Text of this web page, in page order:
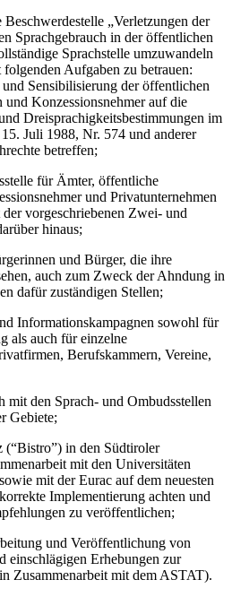
Beschwerdestelle „Verletzungen der
Sprachgebrauch in der öffentlichen
Sprachstelle umzuwandeln
Aufgaben zu betrauen:
Sensibilisierung der öffentlichen
und Konzessionsnehmer auf die
Dreisprachigkeitsbestimmungen im
Juli 1988, Nr. 574 und anderer
betreffen;
für Ämter, öffentliche
und Privatunternehmen
vorgeschriebenen Zwei- und
hinaus;
und Bürger, die ihre
auch zum Zweck der Ahndung in
dafür zuständigen Stellen;
Informationskampagnen sowohl für
als auch für einzelne
Berufskammern, Vereine,
mit den Sprach- und Ombudsstellen
Gebiete;
(“Bistro”) in den Südtiroler
mit den Universitäten
mit der Eurac auf dem neuesten
Implementierung achten und
zu veröffentlichen;
und Veröffentlichung von
einschlägigen Erhebungen zur
Zusammenarbeit mit dem ASTAT).